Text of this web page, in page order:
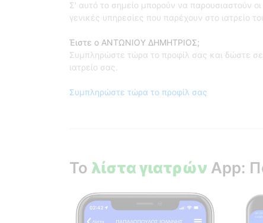
Σ' αυτό το σημείο μπορούν να παρουσιαστούν οι
γενικές υπηρεσίες που παρέχουν στο ιατρείο
Έιστε ο ΑΝΤΩΝΙΟΥ ΔΗΜΗΤΡΙΟΣ;
Συμπληρώστε τώρα το προφίλ σας και δώστε
ιατρείο σας.
Συμπληρώστε τώρα το προφίλ σας
Το λίστα γιατρών App: